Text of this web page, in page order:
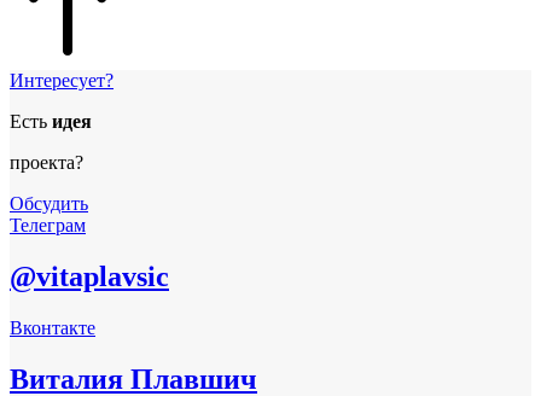
Интересует?
Есть идея
проекта?
Обсудить
Телеграм
@vitaplavsic
Вконтакте
Виталия Плавшич